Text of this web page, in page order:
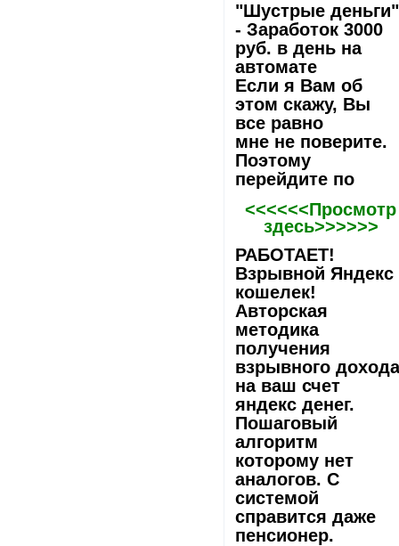
"Шустрые деньги"
- Заработок 3000
руб. в день на
автомате
Если я Вам об
этом скажу, Вы
все равно
мне не поверите.
Поэтому
перейдите по
<<<<<<Просмотр
здесь>>>>>>
РАБОТАЕТ!
Взрывной Яндекс
кошелек!
Авторская
методика
получения
взрывного
на ваш счет
яндекс денег.
Пошаговый
алгоритм
которому нет
аналогов. С
системой
справится даже
пенсионер.